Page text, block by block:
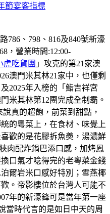
節宴客指標
786、798、816及840號新濠
，營業時間:12:00-
虎吃貨團 」攻克的第21家澳
澳門米其林21家中，也僅剩
2025年入榜的「鮨吉祥宮
米其林第12團完成全制霸。
真的超飽，前菜到甜點，
的粵菜上，在食材、味覺上
歡的是花膠拆魚𡙡，湯濃鮮
肉配炸鍋巴添口感，加烤鳳
口氣才唸得完的老粵菜金錢
爾岩米口感好特別；雪燕椰
。帝影樓位於台灣人可能不
年的新濠鋒可是當年第一座
當時代言的是如日中天的周